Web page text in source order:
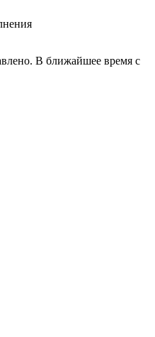
В ближайшее время с